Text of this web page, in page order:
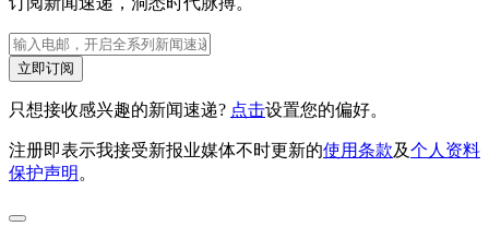
立即订阅
只想接收感兴趣的新闻速递? 点击设置您的偏好。
注册即表示我接受新报业媒体不时更新的使用条款及个人资料
保护声明。